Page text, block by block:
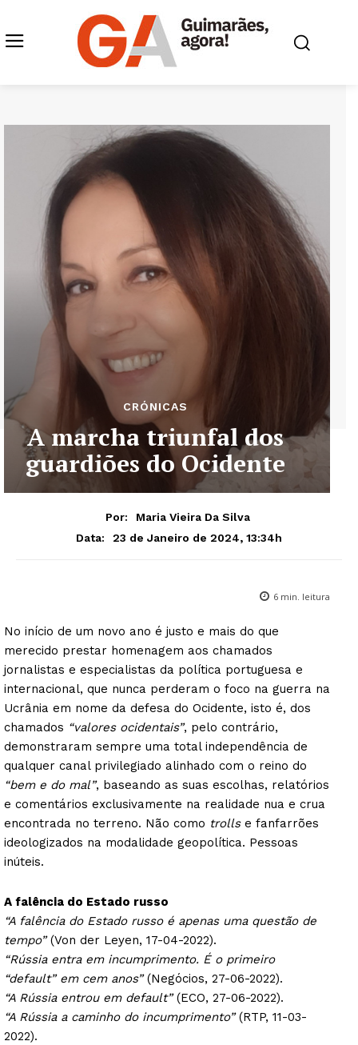
CRÓNICAS
A marcha triunfal dos
guardiões do Ocidente
Por:
Maria Vieira Da Silva
Data:
23 de Janeiro de 2024, 13:34h
6 min. leitura
No início de um novo ano é justo e mais do que
merecido prestar homenagem aos chamados
jornalistas e especialistas da política portuguesa e
internacional, que nunca perderam o foco na guerra na
Ucrânia em nome da defesa do Ocidente, isto é, dos
chamados “valores ocidentais”, pelo contrário,
demonstraram sempre uma total independência de
qualquer canal privilegiado alinhado com o reino do
“bem e do mal”, baseando as suas escolhas, relatórios
e comentários exclusivamente na realidade nua e crua
encontrada no terreno. Não como trollse fanfarrões
ideologizados na modalidade geopolítica. Pessoas
inúteis.
A falência do Estado russo
“A falência do Estado russo é apenas uma questão de
tempo”(Von der Leyen, 17-04-2022).
“Rússia entra em incumprimento. É o primeiro
“default” em cem anos”(Negócios, 27-06-2022).
“A Rússia entrou em default”(ECO, 27-06-2022).
“A Rússia a caminho do incumprimento”(RTP, 11-03-
2022).